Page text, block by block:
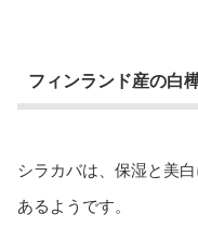
フィンランド産の白
シラカバは、保湿と美
あるようです。